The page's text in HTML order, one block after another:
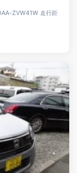
ZVW41W 走行距